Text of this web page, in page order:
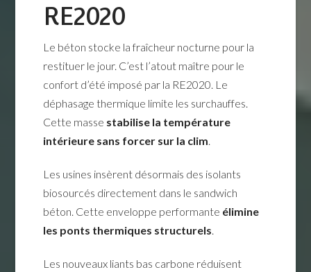
RE2020
Le béton stocke la fraîcheur nocturne pour la
restituer le jour. C’est l’atout maître pour le
confort d’été imposé par la RE2020. Le
déphasage thermique limite les surchauffes.
Cette masse stabilise la température
intérieure sans forcer sur la clim.
Les usines insèrent désormais des isolants
biosourcés directement dans le sandwich
béton. Cette enveloppe performante élimine
les ponts thermiques structurels.
Les nouveaux liants bas carbone réduisent